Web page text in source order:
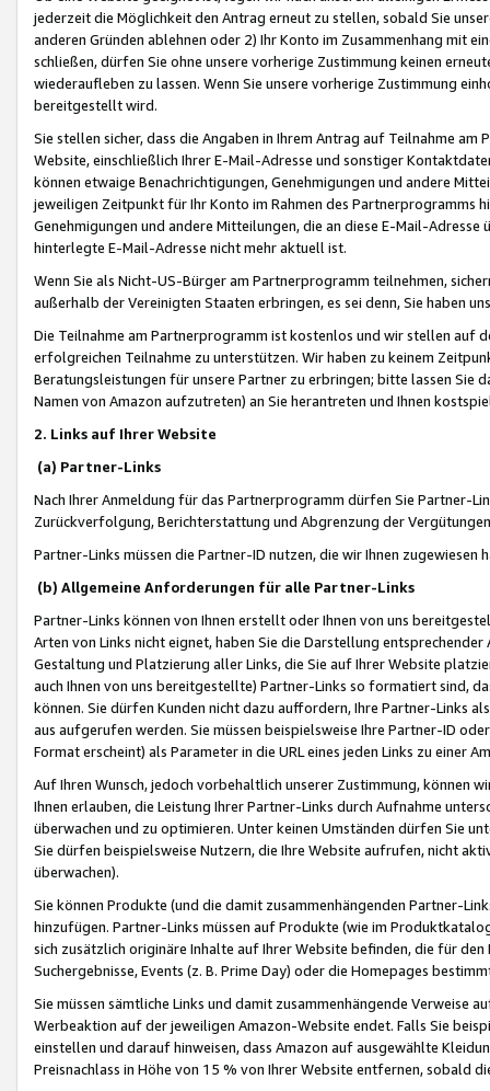
jederzeit die Möglichkeit den Antrag erneut zu stellen, sobald Sie
anderen Gründen ablehnen oder 2) Ihr Konto im Zusammenhang mit
schließen, dürfen Sie ohne unsere vorherige Zustimmung keinen
wiederaufleben zu lassen. Wenn Sie unsere vorherige Zustimmung
bereitgestellt wird.
Sie stellen sicher, dass die Angaben in Ihrem Antrag auf Teilnahme
Website, einschließlich Ihrer E-Mail-Adresse und sonstiger
können etwaige Benachrichtigungen, Genehmigungen und andere
jeweiligen Zeitpunkt für Ihr Konto im Rahmen des Partnerprogramms
Genehmigungen und andere Mitteilungen, die an diese E-Mail-
hinterlegte E-Mail-Adresse nicht mehr aktuell ist.
Wenn Sie als Nicht-US-Bürger am Partnerprogramm teilnehmen,
außerhalb der Vereinigten Staaten erbringen, es sei denn, Sie haben
Die Teilnahme am Partnerprogramm ist kostenlos und wir stellen auf
erfolgreichen Teilnahme zu unterstützen. Wir haben zu keinem
Beratungsleistungen für unsere Partner zu erbringen; bitte lassen Sie
Namen von Amazon aufzutreten) an Sie herantreten und Ihnen
2. Links auf Ihrer Website
(a) Partner-Links
Nach Ihrer Anmeldung für das Partnerprogramm dürfen Sie Partner-
Zurückverfolgung, Berichterstattung und Abgrenzung der
Partner-Links müssen die Partner-ID nutzen, die wir Ihnen zugewiesen
(b) Allgemeine Anforderungen für alle Partner-Links
Partner-Links können von Ihnen erstellt oder Ihnen von uns
Arten von Links nicht eignet, haben Sie die Darstellung
Gestaltung und Platzierung aller Links, die Sie auf Ihrer Website
auch Ihnen von uns bereitgestellte) Partner-Links so formatiert sind,
können. Sie dürfen Kunden nicht dazu auffordern, Ihre Partner-Links
aus aufgerufen werden. Sie müssen beispielsweise Ihre Partner-ID
Format erscheint) als Parameter in die URL eines jeden Links zu einer
Auf Ihren Wunsch, jedoch vorbehaltlich unserer Zustimmung, können
Ihnen erlauben, die Leistung Ihrer Partner-Links durch Aufnahme
überwachen und zu optimieren. Unter keinen Umständen dürfen Sie
Sie dürfen beispielsweise Nutzern, die Ihre Website aufrufen, nicht
überwachen).
Sie können Produkte (und die damit zusammenhängenden Partner-
hinzufügen. Partner-Links müssen auf Produkte (wie im
sich zusätzlich originäre Inhalte auf Ihrer Website befinden, die für
Suchergebnisse, Events (z. B. Prime Day) oder die Homepages
Sie müssen sämtliche Links und damit zusammenhängende
Werbeaktion auf der jeweiligen Amazon-Website endet. Falls Sie
einstellen und darauf hinweisen, dass Amazon auf ausgewählte
Preisnachlass in Höhe von 15 % von Ihrer Website entfernen, sobald